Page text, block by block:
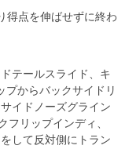
得点を伸ばせずに終わ
テールスライド、キ
プからバックサイドリ
イドノーズグライン
フリップインディ、
して反対側にトラン